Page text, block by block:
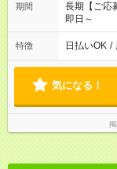
期間
長期【ご応
即日～
特徴 日払いOK /
気になる！